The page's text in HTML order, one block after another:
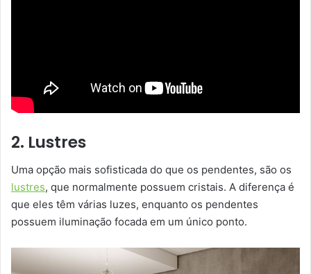
2. Lustres
Uma opção mais sofisticada do que os pendentes, são os
lustres, que normalmente possuem cristais. A diferença é
que eles têm várias luzes, enquanto os pendentes
possuem iluminação focada em um único ponto.